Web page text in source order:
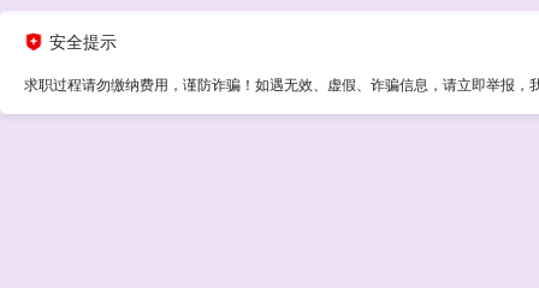
安全提示
求职过程请勿缴纳费用，谨防诈骗！如遇无效、虚假、诈骗信息，请立即举报，